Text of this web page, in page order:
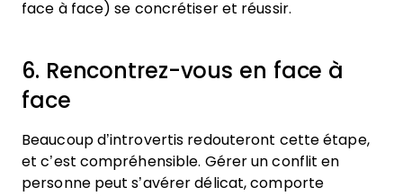
face à face) se concrétiser et réussir.
6. Rencontrez-vous en face à
face
Beaucoup d’introvertis redouteront cette étape,
et c’est compréhensible. Gérer un conflit en
personne peut s’avérer délicat, comporte